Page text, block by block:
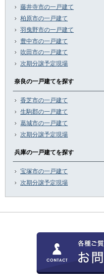
藤井寺市の一戸建て
柏原市の一戸建て
羽曳野市の一戸建て
豊中市の一戸建て
吹田市の一戸建て
次期分譲予定現場
奈良の一戸建てを探す
香芝市の一戸建て
生駒郡の一戸建て
葛城市の一戸建て
次期分譲予定現場
兵庫の一戸建てを探す
宝塚市の一戸建て
次期分譲予定現場